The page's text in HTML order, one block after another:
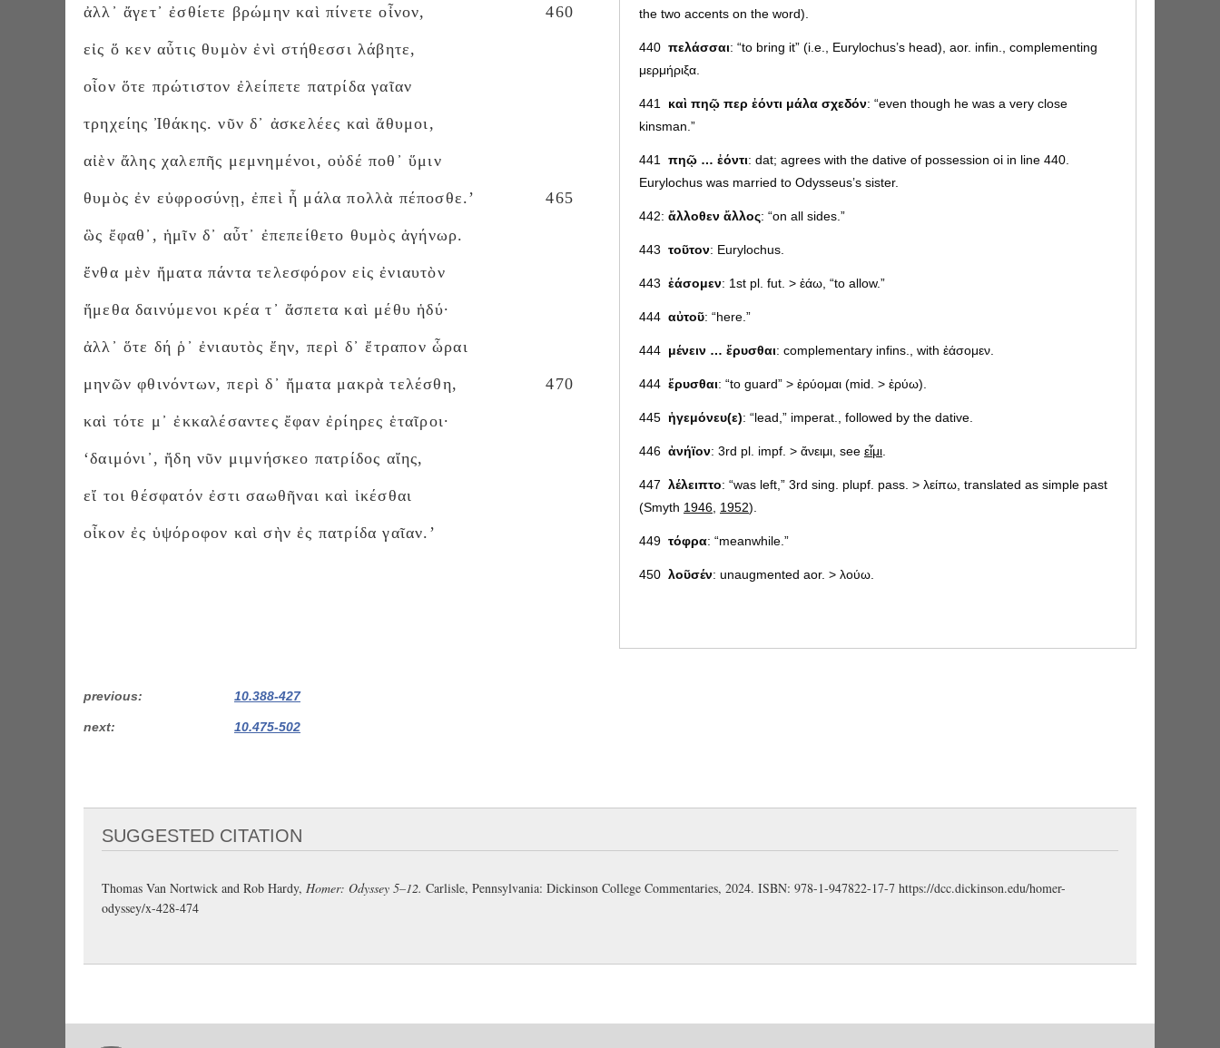
ἀλλ᾽ ἄγετ᾽ ἐσθίετε βρώμην καὶ πίνετε οἶνον, 460
εἰς ὅ κεν αὖτις θυμὸν ἐνὶ στήθεσσι λάβητε,
οἷον ὅτε πρώτιστον ἐλείπετε πατρίδα γαῖαν
τρηχείης Ἰθάκης. νῦν δ᾽ ἀσκελέες καὶ ἄθυμοι,
αἰὲν ἄλης χαλεπῆς μεμνημένοι, οὐδέ ποθ᾽ ὕμιν
θυμὸς ἐν εὐφροσύνῃ, ἐπεὶ ἦ μάλα πολλὰ πέποσθε.’ 465
ὣς ἔφαθ᾽, ἡμῖν δ᾽ αὖτ᾽ ἐπεπείθετο θυμὸς ἀγήνωρ.
ἔνθα μὲν ἤματα πάντα τελεσφόρον εἰς ἐνιαυτὸν
ἥμεθα δαινύμενοι κρέα τ᾽ ἄσπετα καὶ μέθυ ἡδύ·
ἀλλ᾽ ὅτε δή ῥ᾽ ἐνιαυτὸς ἔην, περὶ δ᾽ ἔτραπον ὧραι
μηνῶν φθινόντων, περὶ δ᾽ ἤματα μακρὰ τελέσθη, 470
καὶ τότε μ᾽ ἐκκαλέσαντες ἔφαν ἐρίηρες ἑταῖροι·
‘δαιμόνι᾽, ἤδη νῦν μιμνήσκεο πατρίδος αἴης,
εἴ τοι θέσφατόν ἐστι σαωθῆναι καὶ ἱκέσθαι
οἶκον ἐς ὑψόροφον καὶ σὴν ἐς πατρίδα γαῖαν.’
the two accents on the word).
440 πελάσσαι: “to bring it” (i.e., Eurylochus’s head), aor. infin., complementing
μερμήριξα.
441 καὶ πηῷ περ ἐόντι μάλα σχεδόν: “even though he was a very close
kinsman.”
441 πηῷ … ἐόντι: dat; agrees with the dative of possession οἱ in line 440.
Eurylochus was married to Odysseus’s sister.
442: ἄλλοθεν ἄλλος: “on all sides.”
443 τοῦτον: Eurylochus.
443 ἐάσομεν: 1st pl. fut. > ἐάω, “to allow.”
444 αὐτοῦ: “here.”
444 μένειν … ἔρυσθαι: complementary infins., with ἐάσομεν.
444 ἔρυσθαι: “to guard” > ἐρύομαι (mid. > ἐρύω).
445 ἡγεμόνευ(ε): “lead,” imperat., followed by the dative.
446 ἀνήϊον: 3rd pl. impf. > ἄνειμι, see εἶμι.
447 λέλειπτο: “was left,” 3rd sing. plupf. pass. > λείπω, translated as simple past
(Smyth 1946, 1952).
449 τόφρα: “meanwhile.”
450 λοῦσέν: unaugmented aor. > λούω.
458ὅσ(α): “how many,” neut. acc. pl.
458πάθετ(ο) : unaugmented aor. > πάσχω.
previous 10.388-427
next 10.475-502
SUGGESTED CITATION
Thomas Van Nortwick and Rob Hardy, Homer: Odyssey 5–12. Carlisle, Pennsylvania: Dickinson College Commentaries, 2024. ISBN: 978-1-947822-17-7 https://dcc.dickinson.edu/homer-
odyssey/x-428-474